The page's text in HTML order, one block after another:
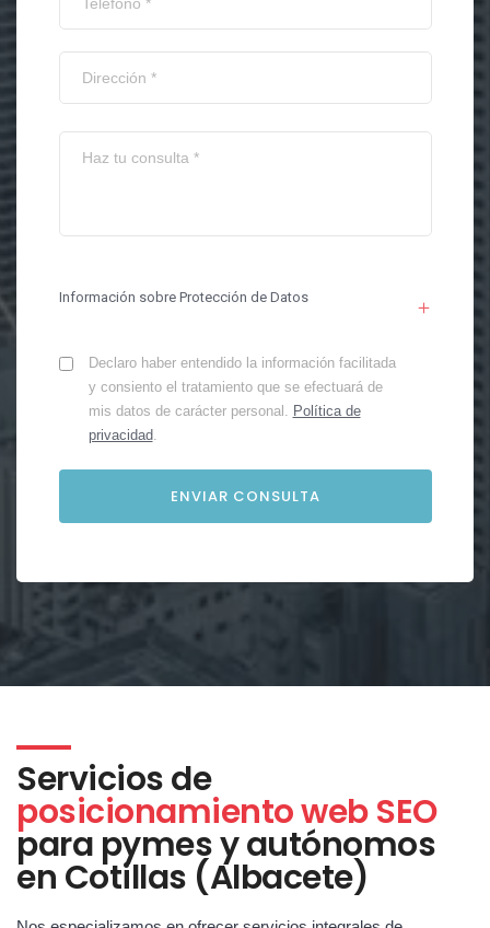
Información sobre Protección de Datos
Declaro haber entendido la información facilitada
y consiento el tratamiento que se efectuará de
mis datos de carácter personal. Política de
privacidad.
Servicios de
posicionamiento web SEO
para pymes y autónomos
en Cotillas (Albacete)